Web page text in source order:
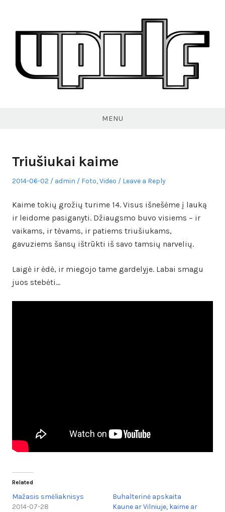
content
MENU
Triušiukai kaime
Posted
2014-06-02 Author
admin
Posted
Foto,Video Leave a Reply
Kaime tokių grožių turime 14. Visus išnešėme į lauką
ir leidome pasiganyti. Džiaugsmo buvo visiems – ir
vaikams, ir tėvams, ir patiems triušiukams,
gavuziems šansų ištrūkti iš savo tamsių narvelių.
Laigė ir ėdė, ir miegojo tame gardelyje. Labai smagu
juos stebėti…
Related
Mažasis smėliaknisys
2014-07-28
Buhalterinė apskaita
Kaune ar Vilniuje, kaime ar